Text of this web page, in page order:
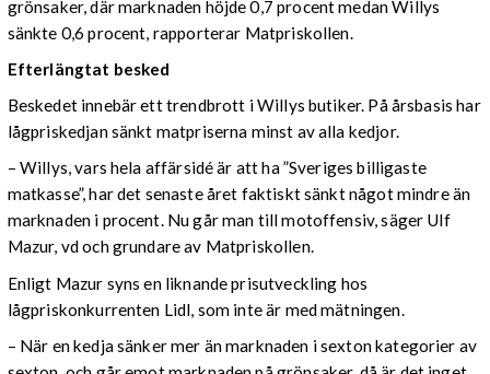
grönsaker, där marknaden höjde 0,7 procent medan Willys
sänkte 0,6 procent, rapporterar Matpriskollen.
Efterlängtat besked
Beskedet innebär ett trendbrott i Willys butiker. På årsbasis har
lågpriskedjan sänkt matpriserna minst av alla kedjor.
– Willys, vars hela affärsidé är att ha ”Sveriges billigaste
matkasse”, har det senaste året faktiskt sänkt något mindre än
marknaden i procent. Nu går man till motoffensiv, säger Ulf
Mazur, vd och grundare av Matpriskollen.
Enligt Mazur syns en liknande prisutveckling hos
lågpriskonkurrenten Lidl, som inte är med mätningen.
– När en kedja sänker mer än marknaden i sexton kategorier av